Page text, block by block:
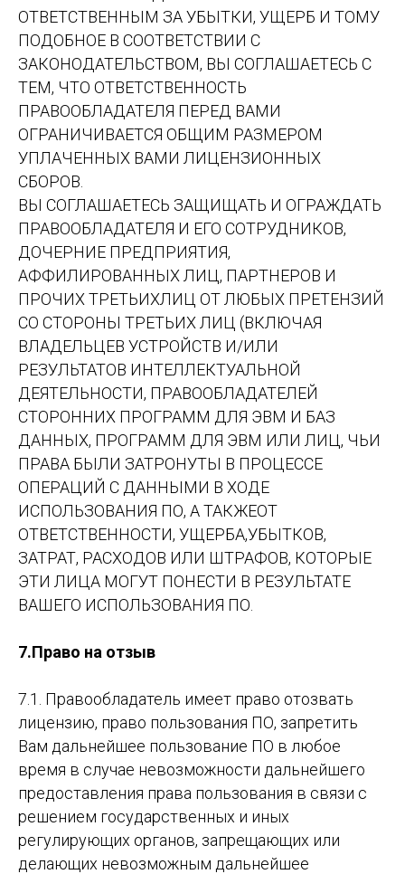
ОТВЕТСТВЕННЫМ ЗА УБЫТКИ, УЩЕРБ И ТОМУ
ПОДОБНОЕ В СООТВЕТСТВИИ С
ЗАКОНОДАТЕЛЬСТВОМ, ВЫ СОГЛАШАЕТЕСЬ С
ТЕМ, ЧТО ОТВЕТСТВЕННОСТЬ
ПРАВООБЛАДАТЕЛЯ ПЕРЕД ВАМИ
ОГРАНИЧИВАЕТСЯ ОБЩИМ РАЗМЕРОМ
УПЛАЧЕННЫХ ВАМИ ЛИЦЕНЗИОННЫХ
СБОРОВ.
ВЫ СОГЛАШАЕТЕСЬ ЗАЩИЩАТЬ И ОГРАЖДАТЬ
ПРАВООБЛАДАТЕЛЯ И ЕГО СОТРУДНИКОВ,
ДОЧЕРНИЕ ПРЕДПРИЯТИЯ,
АФФИЛИРОВАННЫХ ЛИЦ, ПАРТНЕРОВ И
ПРОЧИХ ТРЕТЬИХЛИЦ ОТ ЛЮБЫХ ПРЕТЕНЗИЙ
СО СТОРОНЫ ТРЕТЬИХ ЛИЦ (ВКЛЮЧАЯ
ВЛАДЕЛЬЦЕВ УСТРОЙСТВ И/ИЛИ
РЕЗУЛЬТАТОВ ИНТЕЛЛЕКТУАЛЬНОЙ
ДЕЯТЕЛЬНОСТИ, ПРАВООБЛАДАТЕЛЕЙ
СТОРОННИХ ПРОГРАММ ДЛЯ ЭВМ И БАЗ
ДАННЫХ, ПРОГРАММ ДЛЯ ЭВМ ИЛИ ЛИЦ, ЧЬИ
ПРАВА БЫЛИ ЗАТРОНУТЫ В ПРОЦЕССЕ
ОПЕРАЦИЙ С ДАННЫМИ В ХОДЕ
ИСПОЛЬЗОВАНИЯ ПО, А ТАКЖЕОТ
ОТВЕТСТВЕННОСТИ, УЩЕРБА,УБЫТКОВ,
ЗАТРАТ, РАСХОДОВ ИЛИ ШТРАФОВ, КОТОРЫЕ
ЭТИ ЛИЦА МОГУТ ПОНЕСТИ В РЕЗУЛЬТАТЕ
ВАШЕГО ИСПОЛЬЗОВАНИЯ ПО.
7.Право на отзыв
7.1. Правообладатель имеет право отозвать
лицензию, право пользования ПО, запретить
Вам дальнейшее пользование ПО в любое
время в случае невозможности дальнейшего
предоставления права пользования в связи с
решением государственных и иных
регулирующих органов, запрещающих или
делающих невозможным дальнейшее